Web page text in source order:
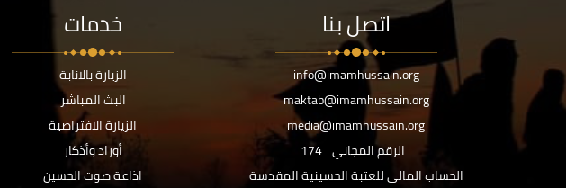
اتصل بنا
info@imamhussain.org
maktab@imamhussain.org
media@imamhussain.org
الرقم المجاني 174
الحساب المالي للعتبة الحسينية المقدسة
خدمات
الزيارة بالانابة
البث المباشر
الزيارة الافتراضية
أوراد وأذكار
اذاعة صوت الحسين